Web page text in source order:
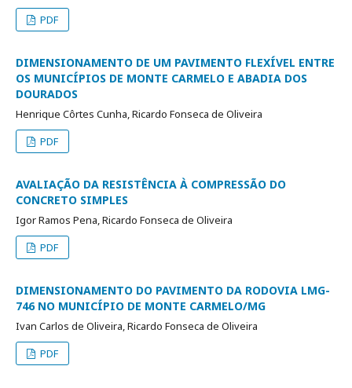
PDF
DIMENSIONAMENTO DE UM PAVIMENTO FLEXÍVEL ENTRE
OS MUNICÍPIOS DE MONTE CARMELO E ABADIA DOS
DOURADOS
Henrique Côrtes Cunha, Ricardo Fonseca de Oliveira
PDF
AVALIAÇÃO DA RESISTÊNCIA À COMPRESSÃO DO
CONCRETO SIMPLES
Igor Ramos Pena, Ricardo Fonseca de Oliveira
PDF
DIMENSIONAMENTO DO PAVIMENTO DA RODOVIA LMG-
746 NO MUNICÍPIO DE MONTE CARMELO/MG
Ivan Carlos de Oliveira, Ricardo Fonseca de Oliveira
PDF